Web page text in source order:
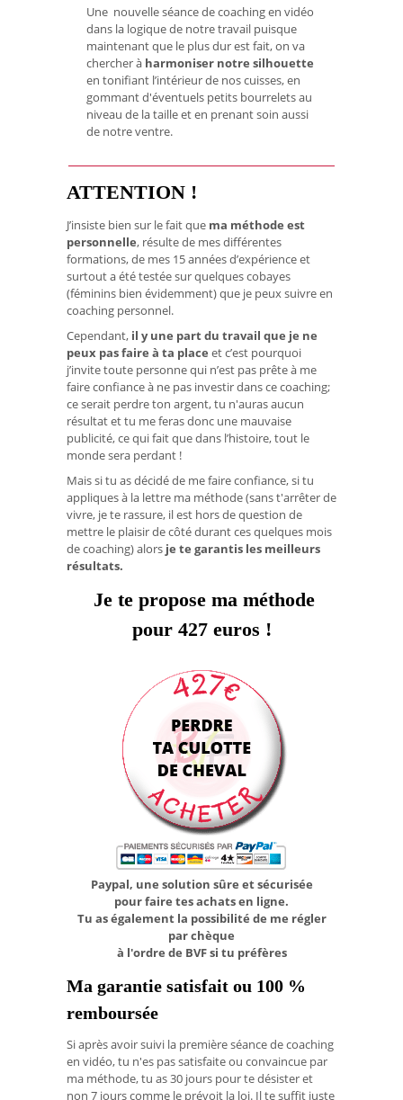
Une nouvelle séance de coaching en vidéo
dans la logique de notre travail puisque
maintenant que le plus dur est fait, on va
chercher à harmoniser notre silhouette
en tonifiant l’intérieur de nos cuisses, en
gommant d'éventuels petits bourrelets au
niveau de la taille et en prenant soin aussi
de notre ventre.
ATTENTION !
J’insiste bien sur le fait que ma méthode est
personnelle, résulte de mes différentes
formations, de mes 15 années d’expérience et
surtout a été testée sur quelques cobayes
(féminins bien évidemment) que je peux suivre en
coaching personnel.
Cependant, il y une part du travail que je ne
peux pas faire à ta place et c’est pourquoi
j’invite toute personne qui n’est pas prête à me
faire confiance à ne pas investir dans ce coaching;
ce serait perdre ton argent, tu n'auras aucun
résultat et tu me feras donc une mauvaise
publicité, ce qui fait que dans l’histoire, tout le
monde sera perdant !
Mais si tu as décidé de me faire confiance, si tu
appliques à la lettre ma méthode (sans t'arrêter de
vivre, je te rassure, il est hors de question de
mettre le plaisir de côté durant ces quelques mois
de coaching) alors je te garantis les meilleurs
résultats.
Je te propose ma méthode
pour 427 euros !
Paypal, une solution sûre et sécurisée
pour faire tes achats en ligne.
Tu as également la possibilité de me régler
par chèque
à l'ordre de BVF si tu préfères
Ma garantie satisfait ou 100 %
remboursée
Si après avoir suivi la première séance de coaching
en vidéo, tu n'es pas satisfaite ou convaincue par
ma méthode, tu as 30 jours pour te désister et
non 7 jours comme le prévoit la loi. Il te suffit juste